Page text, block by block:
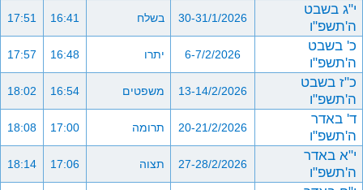
י"ג בשבט
ה'תשפ"ו
30-31/1/2026 בשלח 16:41
17:51
כ' בשבט
ה'תשפ"ו
6-7/2/2026 יתרו 16:48
17:57
כ"ז בשבט
ה'תשפ"ו
13-14/2/2026 משפטים 16:54
18:02
ד' באדר
ה'תשפ"ו
20-21/2/2026 תרומה 17:00
18:08
י"א באדר
ה'תשפ"ו
27-28/2/2026 תצוה 17:06
18:14